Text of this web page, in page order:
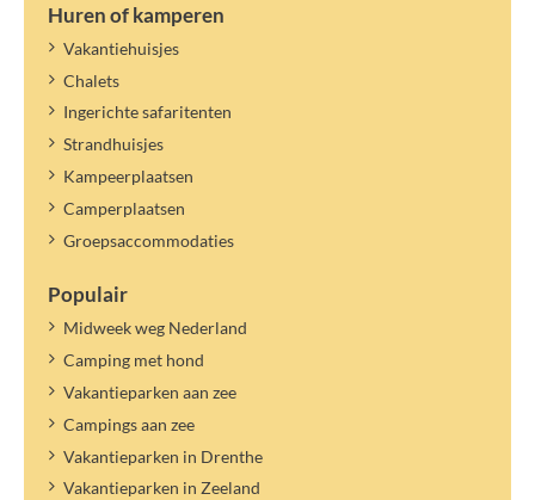
Huren of kamperen
Vakantiehuisjes
Chalets
Ingerichte safaritenten
Strandhuisjes
Kampeerplaatsen
Camperplaatsen
Groepsaccommodaties
Populair
Midweek weg Nederland
Camping met hond
Vakantieparken aan zee
Campings aan zee
Vakantieparken in Drenthe
Vakantieparken in Zeeland